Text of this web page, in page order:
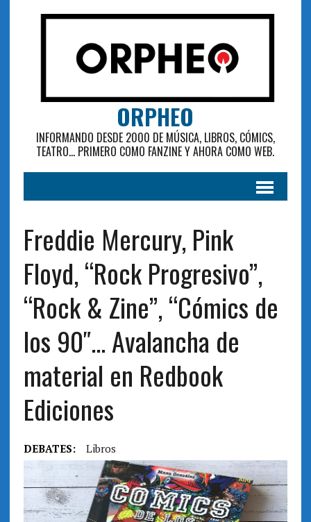
ORPHEO
INFORMANDO DESDE 2000 DE MÚSICA, LIBROS, CÓMICS,
TEATRO... PRIMERO COMO FANZINE Y AHORA COMO WEB.
Freddie Mercury, Pink
Floyd, “Rock Progresivo”,
“Rock & Zine”, “Cómics de
los 90″… Avalancha de
material en Redbook
Ediciones
DEBATES: Libros